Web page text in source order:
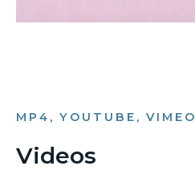
MP4, YOUTUBE, VIMEO
Videos